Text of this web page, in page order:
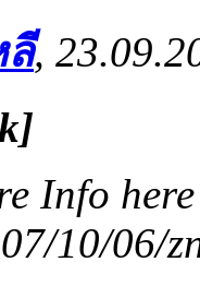
ลี,
Info here
10/06/